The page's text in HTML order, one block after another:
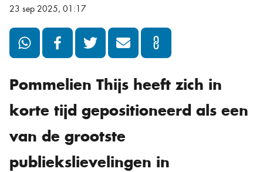
23 sep 2025, 01:17
Pommelien Thijs heeft zich in
korte tijd gepositioneerd als een
van de grootste
publiekslievelingen in